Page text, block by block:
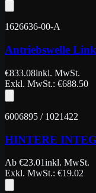
1626636-00-A
Antriebswelle
€833.08inkl. MwSt.
Exkl. MwSt.: €688.50
6006895 / 1021422
HINTERE
Ab €23.01inkl. MwSt.
Exkl. MwSt.: €19.02